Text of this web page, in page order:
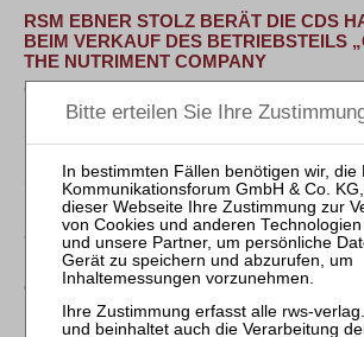
RSM EBNER STOLZ BERÄT DIE CDS
BEIM VERKAUF DES BETRIEBSTEILS
THE NUTRIMENT COMPANY
CDS verkauft „Graf Barf“ an TNC im
Prozesses TNC stärkt durch die
17.07.2025
MEIN.NATURBROT GMBH & CO. KG
SANIERUNG IN EIGENVERWALTUNG
BBORS Kreuznacht Rechtsanwälte
Geschäftsführung bei dem